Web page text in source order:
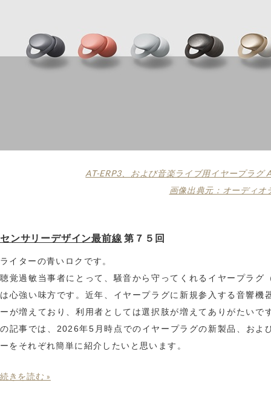
AT-ERP3、および音楽ライブ用イヤープラグ
画像出典元：オーディオ
センサリーデザイン最前線 第７５回
ライターの青いロクです。
聴覚過敏当事者にとって、騒音から守ってくれるイヤープラグ
は心強い味方です。近年、イヤープラグに新規参入する音響機
ーが増えており、利用者としては選択肢が増えてありがたいで
の記事では、2026年5月時点でのイヤープラグの新製品、およ
ーをそれぞれ簡単に紹介したいと思います。
続きを読む »